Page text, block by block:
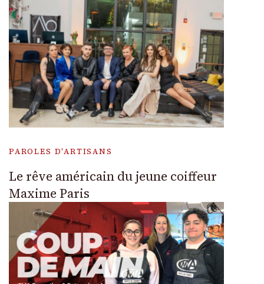
PAROLES D'ARTISANS
Le rêve américain du jeune coiffeur
Maxime Paris